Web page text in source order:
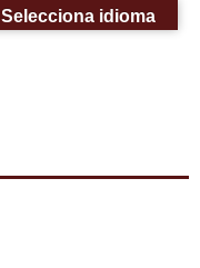
Selecciona idioma